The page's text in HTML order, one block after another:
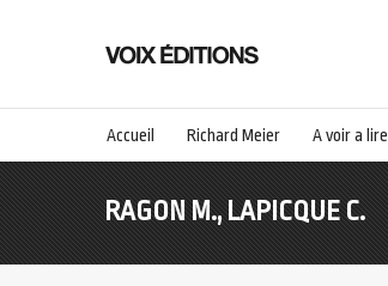
Accueil Richard Meier A voir a lire
RAGON M., LAPICQUE C.